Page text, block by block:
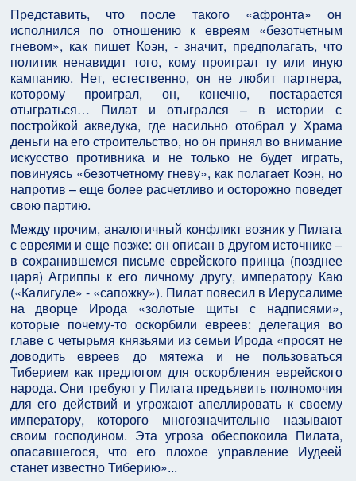
Представить, что после такого «афронта» он
исполнился по отношению к евреям «безотчетным
гневом», как пишет Коэн, - значит, предполагать, что
политик ненавидит того, кому проиграл ту или иную
кампанию. Нет, естественно, он не любит партнера,
которому проиграл, он, конечно, постарается
отыграться… Пилат и отыгрался – в истории с
постройкой акведука, где насильно отобрал у Храма
деньги на его строительство, но он принял во внимание
искусство противника и не только не будет играть,
повинуясь «безотчетному гневу», как полагает Коэн, но
напротив – еще более расчетливо и осторожно поведет
свою партию.
Между прочим, аналогичный конфликт возник у Пилата
с евреями и еще позже: он описан в другом источнике –
в сохранившемся письме еврейского принца (позднее
царя) Агриппы к его личному другу, императору Каю
(«Калигуле» - «сапожку»). Пилат повесил в Иерусалиме
на дворце Ирода «золотые щиты с надписями»,
которые почему-то оскорбили евреев: делегация во
главе с четырьмя князьями из семьи Ирода «просят не
доводить евреев до мятежа и не пользоваться
Тиберием как предлогом для оскорбления еврейского
народа. Они требуют у Пилата предъявить полномочия
для его действий и угрожают апеллировать к своему
императору, которого многозначительно называют
своим господином. Эта угроза обеспокоила Пилата,
опасавшегося, что его плохое управление Иудеей
станет известно Тиберию»...